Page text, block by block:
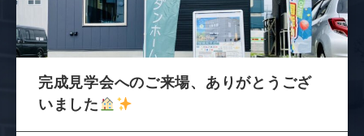
完成見学会へのご来場、ありがとうござ
いました